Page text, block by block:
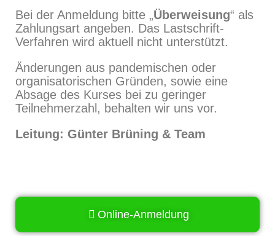
Bei der Anmeldung bitte „Überweisung“ als
Zahlungsart angeben. Das Lastschrift-
Verfahren wird aktuell nicht unterstützt.
Änderungen aus pandemischen oder
organisatorischen Gründen, sowie eine
Absage des Kurses bei zu geringer
Teilnehmerzahl, behalten wir uns vor.
Leitung: Günter Brüning & Team
Online-Anmeldung